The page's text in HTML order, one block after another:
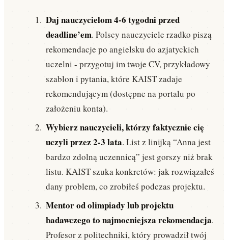
Daj nauczycielom 4-6 tygodni przed
deadline’em. Polscy nauczyciele rzadko piszą
rekomendacje po angielsku do azjatyckich
uczelni - przygotuj im twoje CV, przykładowy
szablon i pytania, które KAIST zadaje
rekomendującym (dostępne na portalu po
założeniu konta).
Wybierz nauczycieli, którzy faktycznie cię
uczyli przez 2-3 lata. List z linijką “Anna jest
bardzo zdolną uczennicą” jest gorszy niż brak
listu. KAIST szuka konkretów: jak rozwiązałeś
dany problem, co zrobiłeś podczas projektu.
Mentor od olimpiady lub projektu
badawczego to najmocniejsza rekomendacja.
Profesor z politechniki, który prowadził twój